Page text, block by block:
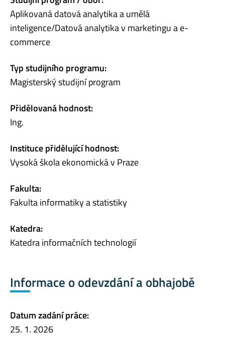
Aplikovaná datová analytika a umělá
inteligence/Datová analytika v marketingu a e-
commerce
Typ studijního programu:
Magisterský studijní program
Přidělovaná hodnost:
Ing.
Instituce přidělující hodnost:
Vysoká škola ekonomická v Praze
Fakulta:
Fakulta informatiky a statistiky
Katedra:
Katedra informačních technologií
Informace o odevzdání a obhajobě
Datum zadání práce:
25. 1. 2026